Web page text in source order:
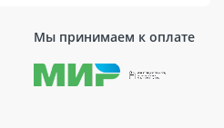
разных размеров,
мжно подобрать
установки
Мы принимаем к оплате